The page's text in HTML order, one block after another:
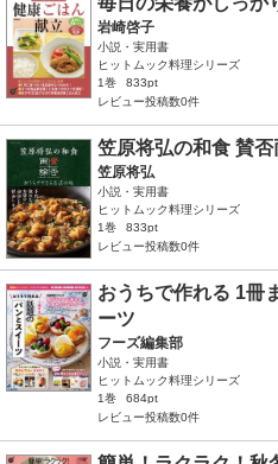
岩崎啓子
小説・実用書
ヒットムック料理シリーズ
1巻
833pt
レビュー投稿数0件
笠原将弘の和食 賛否
笠原将弘
小説・実用書
ヒットムック料理シリーズ
1巻
833pt
レビュー投稿数0件
おうちで作れる 1冊
ーツ
フーズ編集部
小説・実用書
ヒットムック料理シリーズ
1巻
684pt
レビュー投稿数0件